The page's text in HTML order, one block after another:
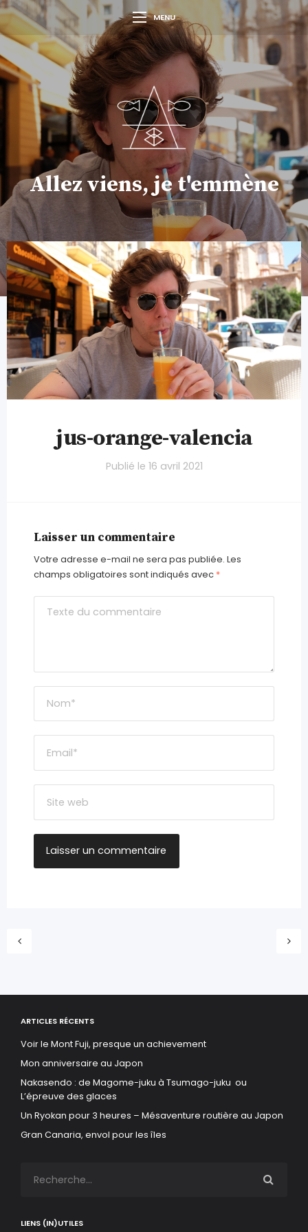
MENU
Allez viens, je t'emmène
jus-orange-valencia
Publié le 16 avril 2021
Laisser un commentaire
Votre adresse e-mail ne sera pas publiée. Les
champs obligatoires sont indiqués avec *
ARTICLES RÉCENTS
Voir le Mont Fuji, presque un achievement
Mon anniversaire au Japon
Nakasendo : de Magome-juku à Tsumago-juku ou
L’épreuve des glaces
Un Ryokan pour 3 heures – Mésaventure routière au Japon
Gran Canaria, envol pour les îles
LIENS (IN)UTILES